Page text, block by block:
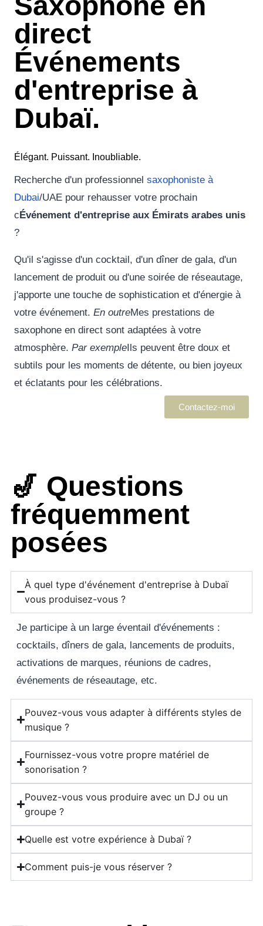
direct
Événements
d'entreprise à
Dubaï.
Élégant. Puissant. Inoubliable.
Recherche d'un professionnel saxophoniste à
Dubai/UAE pour rehausser votre prochain
cÉvénement d'entreprise aux Émirats arabes unis
?
Qu'il s'agisse d'un cocktail, d'un dîner de gala, d'un
lancement de produit ou d'une soirée de réseautage,
j'apporte une touche de sophistication et d'énergie à
votre événement. En outreMes prestations de
saxophone en direct sont adaptées à votre
atmosphère. Par exempleIls peuvent être doux et
subtils pour les moments de détente, ou bien joyeux
et éclatants pour les célébrations.
Contactez-moi
🎷 Questions
fréquemment
posées
À quel type d'événement d'entreprise à Dubaï
vous produisez-vous ?
Je participe à un large éventail d'événements :
cocktails, dîners de gala, lancements de produits,
activations de marques, réunions de cadres,
événements de réseautage, etc.
Pouvez-vous vous adapter à différents styles de
musique ?
Fournissez-vous votre propre matériel de
sonorisation ?
Pouvez-vous vous produire avec un DJ ou un
groupe ?
Quelle est votre expérience à Dubaï ?
Comment puis-je vous réserver ?